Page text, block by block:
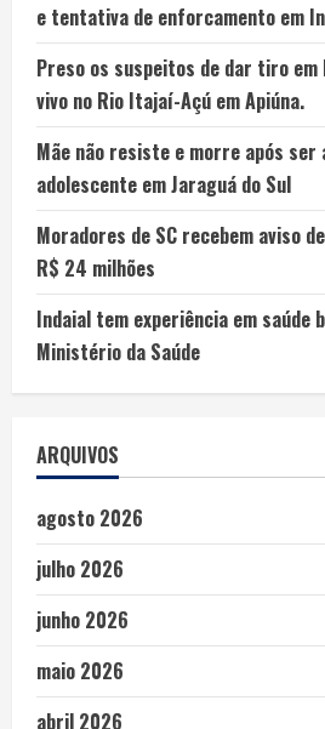
e tentativa de enforcamento em
Preso os suspeitos de dar tiro em
vivo no Rio Itajaí-Açú em Apiúna.
Mãe não resiste e morre após
adolescente em Jaraguá do Sul
Moradores de SC recebem aviso
R$ 24 milhões
Indaial tem experiência em saúde
Ministério da Saúde
ARQUIVOS
agosto 2026
julho 2026
junho 2026
maio 2026
abril 2026